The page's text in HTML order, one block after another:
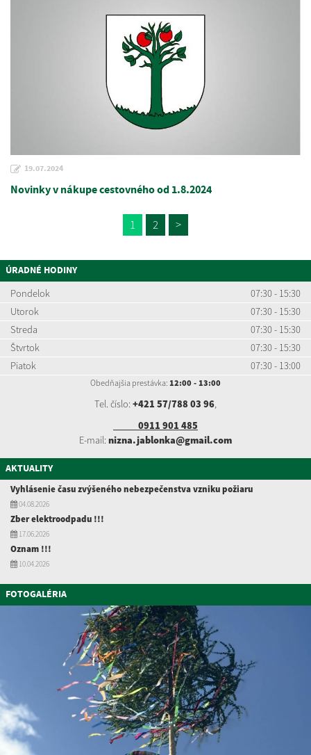
19.07.2024
Novinky v nákupe cestovného od 1.8.2024
1 2 >
ÚRADNÉ HODINY
Pondelok
07:30 - 15:30
Utorok
07:30 - 15:30
Streda
07:30 - 15:30
Štvrtok
07:30 - 15:30
Piatok
07:30 - 13:00
Obedňajšia prestávka: 12:00 - 13:00
Tel. číslo: +421 57/788 03 96,
0911 901 485
E-mail: nizna.jablonka@gmail.com
AKTUALITY
Vyhlásenie času zvýšeného nebezpečenstva vzniku požiaru
04.08.2026
Zber elektroodpadu !!!
17.06.2026
Oznam !!!
10.04.2026
FOTOGALÉRIA